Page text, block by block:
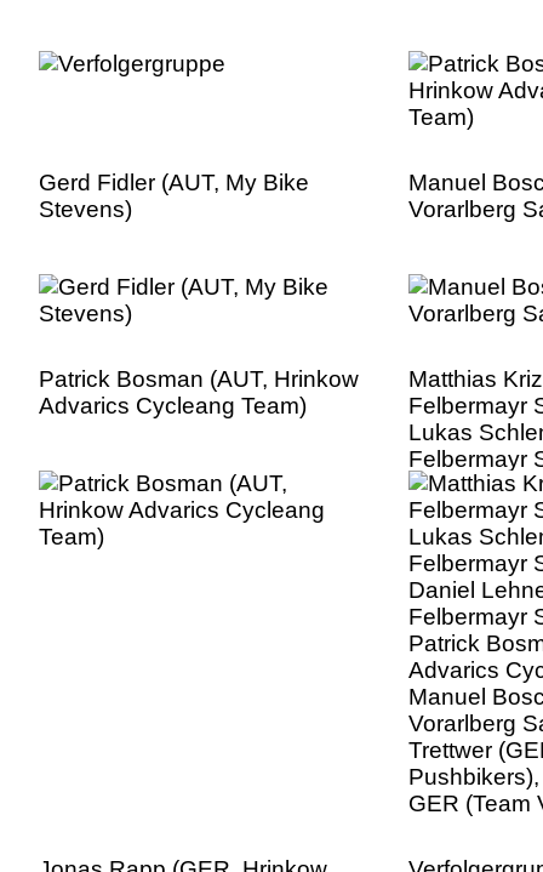
Gerd Fidler (AUT, My Bike
Stevens)
Manuel
Vorarlberg
Patrick Bosman (AUT, Hrinkow
Advarics Cycleang Team)
Matthias
Felbermayr
Lukas
Felbermayr
Daniel
Felbermayr
Patrick
Advarics
Manuel
Vorarlberg
Trettwer
GER (Team